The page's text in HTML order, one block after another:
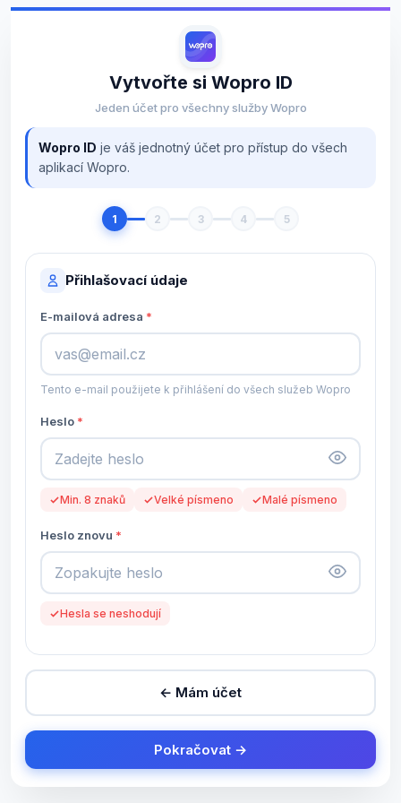
Vytvořte si Wopro ID
Jeden účet pro všechny služby Wopro
Wopro ID je váš jednotný účet pro přístup do všech
aplikací Wopro.
1 2 3 4 5
Přihlašovací údaje
E-mailová adresa
Tento e-mail použijete k přihlášení do všech služeb Wopro
Heslo
Min. 8 znaků Velké písmeno Malé písmeno
Heslo znovu
Hesla se neshodují
← Mám účet
Pokračovat →